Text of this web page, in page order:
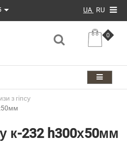
UA RU
0
з гіпсу
к-232 h300х50мм